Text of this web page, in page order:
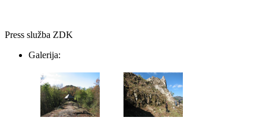
Press služba ZDK
Galerija: